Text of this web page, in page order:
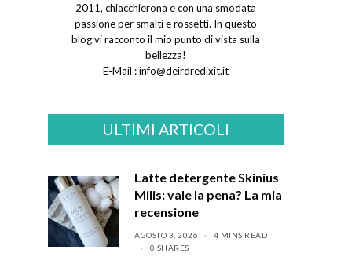
2011, chiacchierona e con una smodata
passione per smalti e rossetti. In questo
blog vi racconto il mio punto di vista sulla
bellezza!
E-Mail :info@deirdredixit.it
ULTIMI ARTICOLI
Latte detergente Skinius
Milis: vale la pena? La mia
recensione
AGOSTO 3, 2026
4 MINS READ
0 SHARES